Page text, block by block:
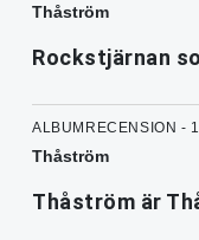
Thåström
Rockstjärnan
ALBUMRECENSION -
Thåström
Thåström är